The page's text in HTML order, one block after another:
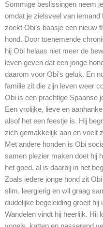
Sommige beslissingen neem
omdat je zielsveel van
zoekt Obi’s baasje een nieuw
hond. Door toenemende
hij Obi helaas niet meer de
leven geven dat een jonge
daarom voor Obi’s geluk. En
familie zit die zijn leven weer
Obi is een prachtige Spaanse
Een vrolijke, lieve en
alsof het een feestje is. Hij
zich gemakkelijk aan en voelt
Met andere honden is Obi
samen plezier maken doet hij
het goed, al is daarbij in het
Zoals iedere jonge hond zit
slim, leergierig en wil graag
duidelijke begeleiding groeit
Wandelen vindt hij heerlijk. Hij